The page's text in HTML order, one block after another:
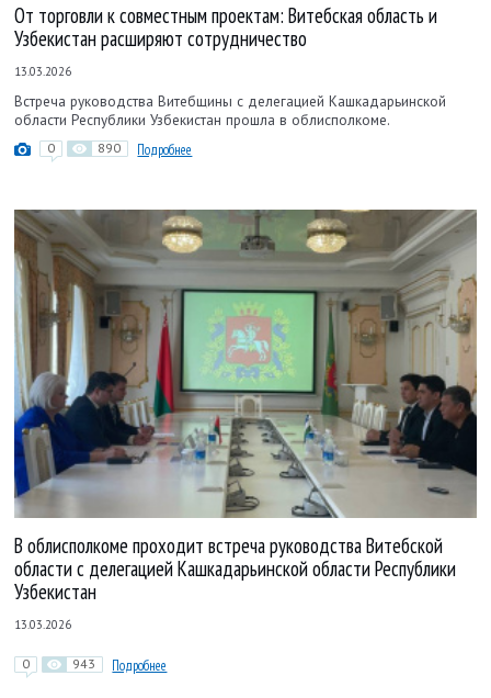
От торговли к совместным проектам: Витебская область и
Узбекистан расширяют сотрудничество
13.03.2026
Встреча руководства Витебщины с делегацией Кашкадарьинской
области Республики Узбекистан прошла в облисполкоме.
0 890 Подробнее
В облисполкоме проходит встреча руководства Витебской
области с делегацией Кашкадарьинской области Республики
Узбекистан
13.03.2026
0 943 Подробнее